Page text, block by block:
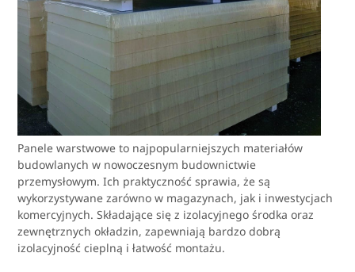
Panele warstwowe to najpopularniejszych materiałów
budowlanych w nowoczesnym budownictwie
przemysłowym. Ich praktyczność sprawia, że są
wykorzystywane zarówno w magazynach, jak i inwestycjach
komercyjnych. Składające się z izolacyjnego środka oraz
zewnętrznych okładzin, zapewniają bardzo dobrą
izolacyjność cieplną i łatwość montażu.